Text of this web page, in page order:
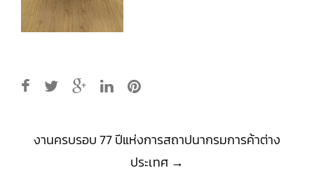
Post
งานครบรอบ 77 ปีแห่งการสถาปนากรมการค้าต่าง
ประเทศ →